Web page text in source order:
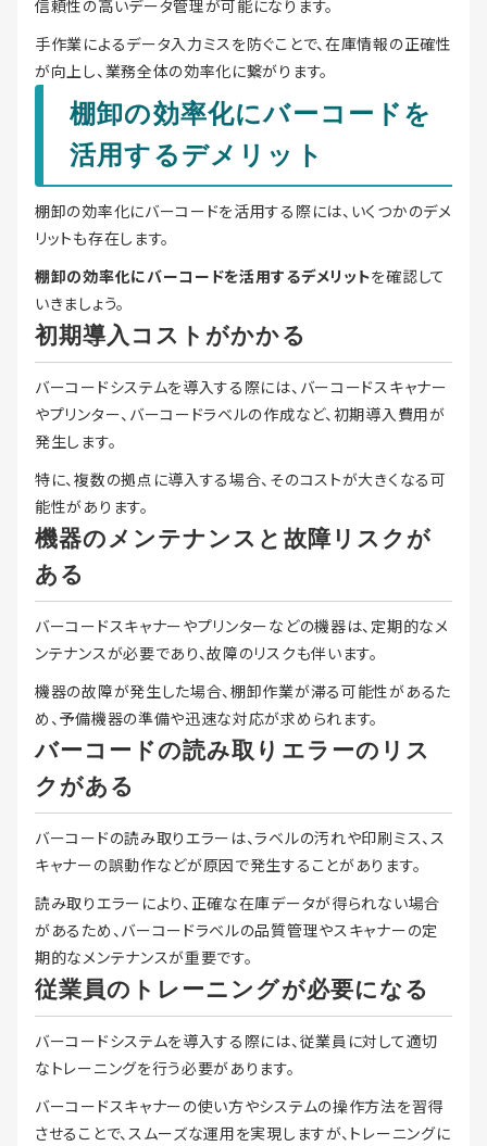
信頼性の高いデータ管理が可能になります。
手作業によるデータ入力ミスを防ぐことで、在庫情報の正確性
が向上し、業務全体の効率化に繋がります。
棚卸の効率化にバーコードを
活用するデメリット
棚卸の効率化にバーコードを活用する際には、いくつかのデメ
リットも存在します。
棚卸の効率化にバーコードを活用するデメリットを確認して
いきましょう。
初期導入コストがかかる
バーコードシステムを導入する際には、バーコードスキャナー
やプリンター、バーコードラベルの作成など、初期導入費用が
発生します。
特に、複数の拠点に導入する場合、そのコストが大きくなる可
能性があります。
機器のメンテナンスと故障リスクが
ある
バーコードスキャナーやプリンターなどの機器は、定期的なメ
ンテナンスが必要であり、故障のリスクも伴います。
機器の故障が発生した場合、棚卸作業が滞る可能性があるた
め、予備機器の準備や迅速な対応が求められます。
バーコードの読み取りエラーのリス
クがある
バーコードの読み取りエラーは、ラベルの汚れや印刷ミス、ス
キャナーの誤動作などが原因で発生することがあります。
読み取りエラーにより、正確な在庫データが得られない場合
があるため、バーコードラベルの品質管理やスキャナーの定
期的なメンテナンスが重要です。
従業員のトレーニングが必要になる
バーコードシステムを導入する際には、従業員に対して適切
なトレーニングを行う必要があります。
バーコードスキャナーの使い方やシステムの操作方法を習得
させることで、スムーズな運用を実現しますが、トレーニングに